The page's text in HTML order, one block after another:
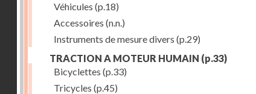
Véhicules (p.18)
Accessoires (n.n.)
Instruments de mesure divers (p.29)
TRACTION A MOTEUR HUMAIN (p.33)
Bicyclettes (p.33)
Tricycles (p.45)